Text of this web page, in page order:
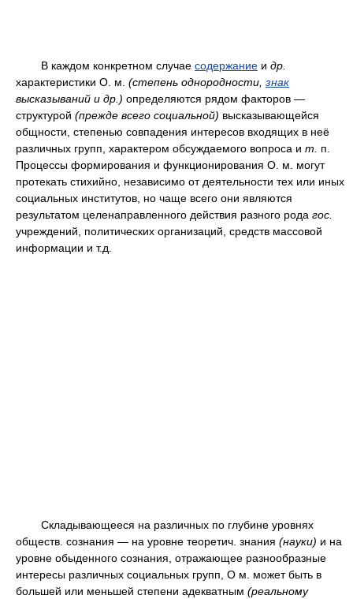
В каждом конкретном случае содержание и др.
характеристики О. м. (степень однородности, знак
высказываний и др. ) определяются рядом факторов —
структурой (прежде всего социальной) высказывающейся
общности, степенью совпадения интересов входящих в неё
различных групп, характером обсуждаемого вопроса и т.
п.
Процессы формирования и функционирования О. м. могут
протекать стихийно, независимо от деятельности тех или иных
социальных институтов, но чаще всего они являются
результатом целенаправленного действия разного рода гос.
учреждений, политических организаций, средств массовой
информации и т.д.
Складывающееся на различных по глубине уровнях
обществ. сознания — на уровне теоретич. знания (науки) и на
уровне обыденного сознания, отражающее разнообразные
интересы различных социальных групп, О м. может быть в
большей или меньшей степени адекватным (реальному